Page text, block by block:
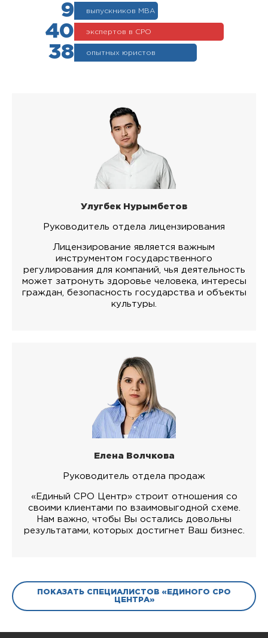
9 выпускников МВА
40 экспертов в СРО
38 опытных юристов
Улугбек Нурымбетов
Руководитель отдела лицензирования
Лицензирование является важным
инструментом государственного
регулирования для компаний, чья деятельность
может затронуть здоровье человека, интересы
граждан, безопасность государства и объекты
культуры.
Елена Волчкова
Руководитель отдела продаж
«Единый СРО Центр» строит отношения со
своими клиентами по взаимовыгодной схеме.
Нам важно, чтобы Вы остались довольны
результатами, которых достигнет Ваш бизнес.
ПОКАЗАТЬ СПЕЦИАЛИСТОВ «ЕДИНОГО СРО
ЦЕНТРА»